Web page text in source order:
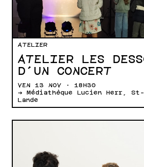
ATELIER
ATELIER LES
D’UN CONCERT
VEN 13 NOV · 18H30
→ Médiathèque Lucien Herr,
Lande